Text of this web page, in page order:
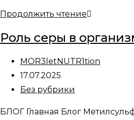
Продолжить чтениеЖелезо
камень
топливный
Роль серы в
Автор
записи:
MOR3letNUTR1tion
Запись
опубликована:
17.07.2025
Рубрика
Без рубрики
БЛОГ Главная Блог